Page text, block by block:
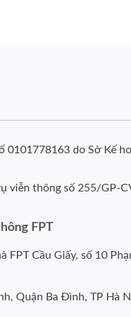
0101778163 do Sở Kế
viễn thông số 255/GP-
FPT
FPT Cầu Giấy, số 10
Quận Ba Đình, TP Hà